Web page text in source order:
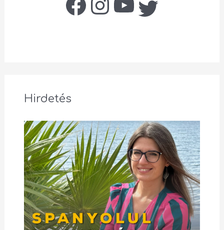
Hirdetés